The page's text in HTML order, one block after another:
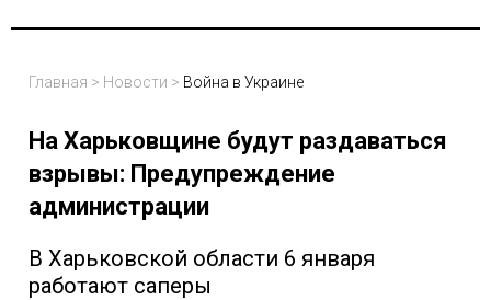
Главная > Новости > Война в Украине
На Харьковщине будут раздаваться
взрывы: Предупреждение
администрации
В Харьковской области 6 января
работают саперы